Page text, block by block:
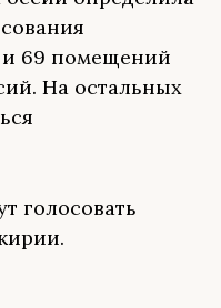
и 69 помещений
На остальных
голосовать